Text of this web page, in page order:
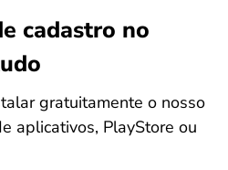
cadastro no
gratuitamente o nosso
aplicativos, PlayStore ou